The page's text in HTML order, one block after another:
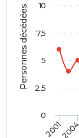
Personnes décédées
2001
0
2,5
5
7,5
10